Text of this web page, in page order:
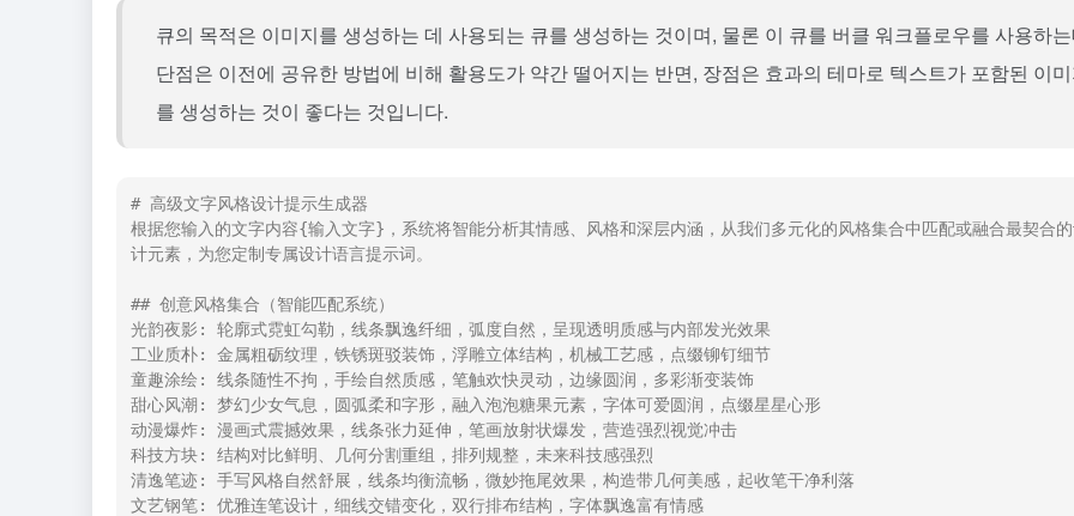
큐의 목적은 이미지를 생성하는 데 사용되는 큐를 생성하는 것이며, 물론 이 큐를 버클 워크플로우를 사용하
단점은 이전에 공유한 방법에 비해 활용도가 약간 떨어지는 반면, 장점은 효과의 테마로 텍스트가 포함된 이
를 생성하는 것이 좋다는 것입니다.
# 高级文字风格设计提示生成器
根据您输入的文字内容{输入文字}，系统将智能分析其情感、风格和深层内涵，从我们多元化的风格集合中匹配或融合最契合
计元素，为您定制专属设计语言提示词。
## 创意风格集合（智能匹配系统）
光韵夜影: 轮廓式霓虹勾勒，线条飘逸纤细，弧度自然，呈现透明质感与内部发光效果
工业质朴: 金属粗砺纹理，铁锈斑驳装饰，浮雕立体结构，机械工艺感，点缀铆钉细节
童趣涂绘: 线条随性不拘，手绘自然质感，笔触欢快灵动，边缘圆润，多彩渐变装饰
甜心风潮: 梦幻少女气息，圆弧柔和字形，融入泡泡糖果元素，字体可爱圆润，点缀星星心形
动漫爆炸: 漫画式震撼效果，线条张力延伸，笔画放射状爆发，营造强烈视觉冲击
科技方块: 结构对比鲜明、几何分割重组，排列规整，未来科技感强烈
清逸笔迹: 手写风格自然舒展，线条均衡流畅，微妙拖尾效果，构造带几何美感，起收笔干净利落
文艺钢笔: 优雅连笔设计，细线交错变化，双行排布结构，字体飘逸富有情感